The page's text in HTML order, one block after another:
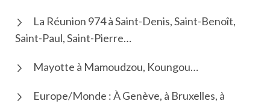
La Réunion 974 à Saint-Denis, Saint-Benoît,
Saint-Paul, Saint-Pierre…
Mayotte à Mamoudzou, Koungou…
Europe/Monde : À Genève, à Bruxelles, à